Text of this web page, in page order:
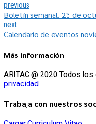
previous
Boletín semanal. 23 de
next
Calendario de eventos
Más información
ARITAC @ 2020 Todos
privacidad
Trabaja con nuestros